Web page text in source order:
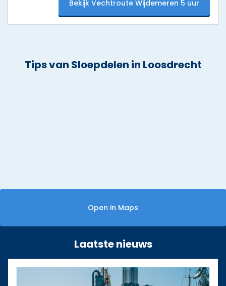
Bekijk Vechtroute Wijdemeren 5 uur
Tips van Sloepdelen in Loosdrecht
Laatste nieuws